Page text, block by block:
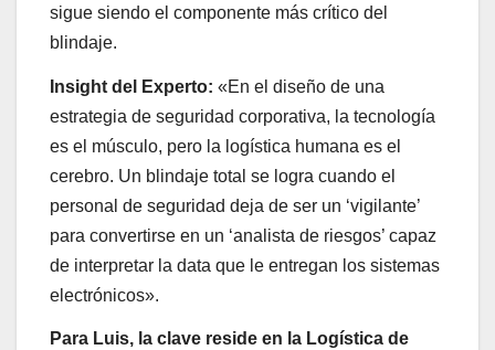
sigue siendo el componente más crítico del
blindaje.
Insight del Experto: «En el diseño de una
estrategia de seguridad corporativa, la tecnología
es el músculo, pero la logística humana es el
cerebro. Un blindaje total se logra cuando el
personal de seguridad deja de ser un ‘vigilante’
para convertirse en un ‘analista de riesgos’ capaz
de interpretar la data que le entregan los sistemas
electrónicos».
Para Luis, la clave reside en la Logística de